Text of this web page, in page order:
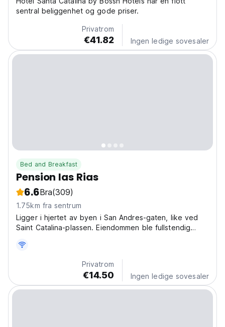
sentral beliggenhet og gode priser.
Privatrom
€41.82 Ingen ledige sovesaler
Bed and Breakfast
Pension las Rias
6.6Bra(309)
1.75km fra sentrum
Ligger i hjertet av byen i San Andres-gaten, like ved
Saint Catalina-plassen. Eiendommen ble fullstendig
Privatrom
€14.50 Ingen ledige sovesaler